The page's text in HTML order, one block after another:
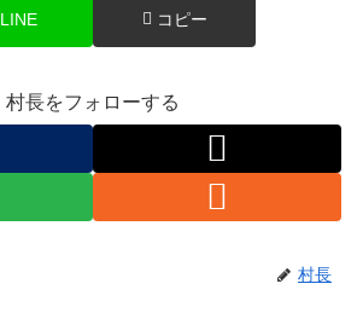
LINE コピー
村長をフォローする
村長